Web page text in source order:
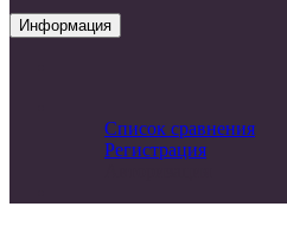
Информация
Список сравнения
Регистрация